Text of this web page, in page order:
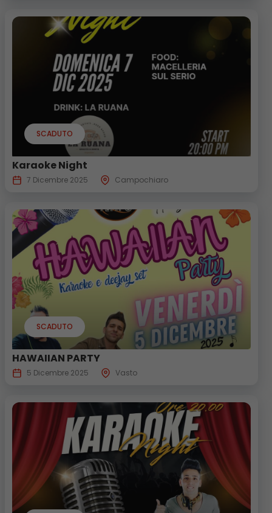
SCADUTO
Karaoke Night
7 Dicembre 2025 Campochiaro
SCADUTO
HAWAIIAN PARTY
5 Dicembre 2025 Vasto